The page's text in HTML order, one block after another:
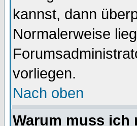
kannst, dann
Normalerweise
vorliegen.
Nach oben
Warum muss